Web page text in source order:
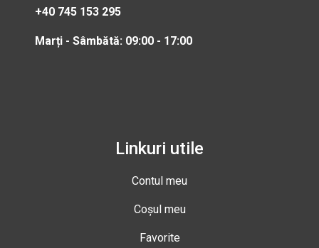
+40 745 153 295
Marți - Sâmbătă: 09:00 - 17:00
Linkuri utile
Contul meu
Coșul meu
Favorite